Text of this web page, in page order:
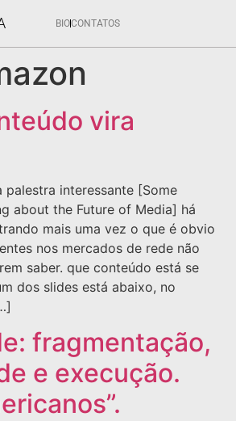
BIOCONTATOS
vira
palestra interessante [Some
about the Future of Media] há
mais uma vez o que é obvio
nos mercados de rede não
saber. que conteúdo está se
dos slides está abaixo, no
fragmentação,
e execução.